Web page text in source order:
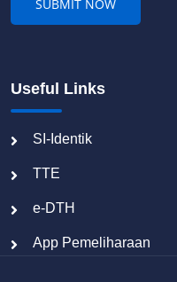
Useful Links
SI-Identik
TTE
e-DTH
App Pemeliharaan